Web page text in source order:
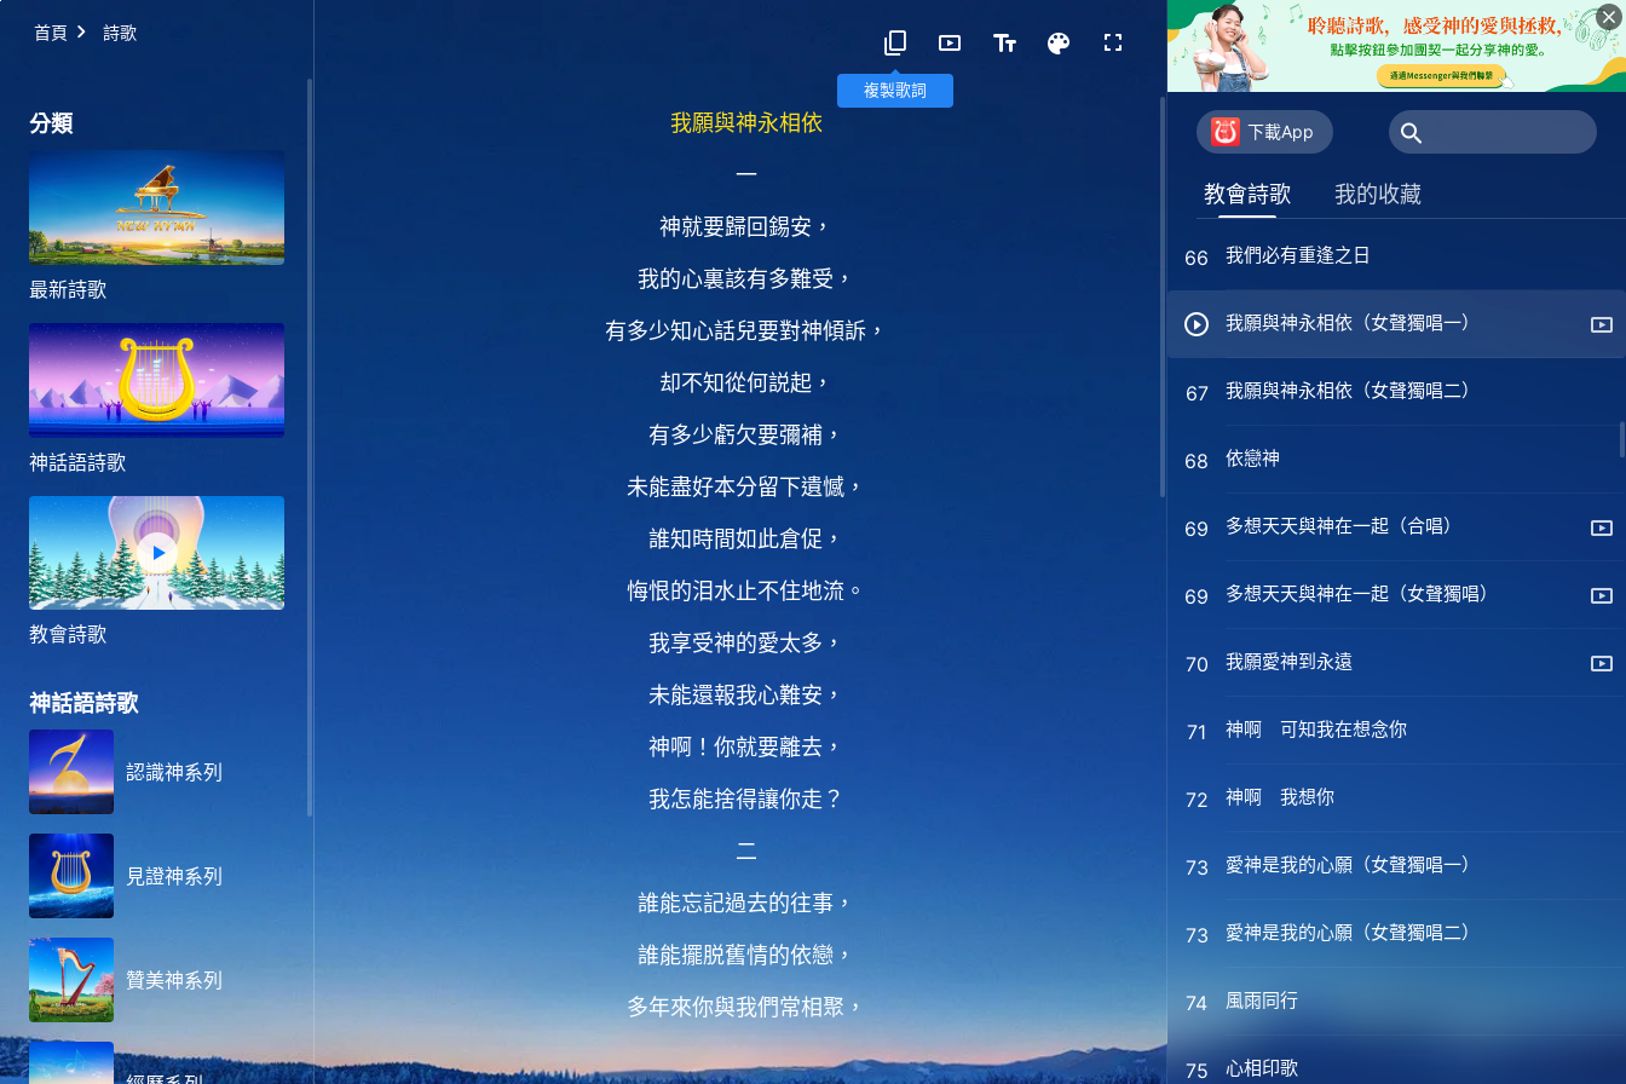
首頁 詩歌
複製歌詞
分類
最新詩歌
神話語詩歌
教會詩歌
神話語詩歌
認識神系列
見證神系列
贊美神系列
我願與神永相依
一
神就要歸回錫安，
我的心裏該有多難受，
有多少知心話兒要對神傾訴，
却不知從何説起，
有多少虧欠要彌補，
未能盡好本分留下遺憾，
誰知時間如此倉促，
悔恨的泪水止不住地流。
我享受神的愛太多，
未能還報我心難安，
神啊！你就要離去，
我怎能捨得讓你走？
二
誰能忘記過去的往事，
誰能擺脱舊情的依戀，
多年來你與我們常相聚，
話語澆灌供應我們，
下載App
教會詩歌 我的收藏
63 心裏的話説不完
64 神的恩情深似海
65 分别時的留戀
66 我們必有重逢之日
我願與神永相依（女聲獨唱一）
67 我願與神永相依（女聲獨唱二）
68 依戀神
69 多想天天與神在一起（合唱）
69 多想天天與神在一起（女聲獨唱）
70 我願愛神到永遠
71 神啊 可知我在想念你
72 神啊 我想你
73 愛神是我的心願（女聲獨唱一）
73 愛神是我的心願（女聲獨唱二）
74 風雨同行
75 心相印歌